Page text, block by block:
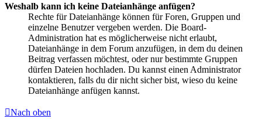
Weshalb kann ich keine Dateianhänge anfügen?
Rechte für Dateianhänge können für Foren, Gruppen und
einzelne Benutzer vergeben werden. Die Board-
Administration hat es möglicherweise nicht erlaubt,
Dateianhänge in dem Forum anzufügen, in dem du deinen
Beitrag verfassen möchtest, oder nur bestimmte Gruppen
dürfen Dateien hochladen. Du kannst einen Administrator
kontaktieren, falls du dir nicht sicher bist, wieso du keine
Dateianhänge anfügen kannst.
Nach oben